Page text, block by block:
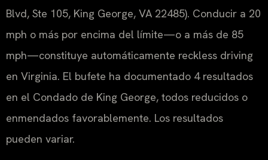
Blvd, Ste 105, King George, VA 22485). Conducir a 20
mph o más por encima del límite—o a más de 85
mph—constituye automáticamente reckless driving
en Virginia. El bufete ha documentado 4 resultados
en el Condado de King George, todos reducidos o
enmendados favorablemente. Los resultados
pueden variar.